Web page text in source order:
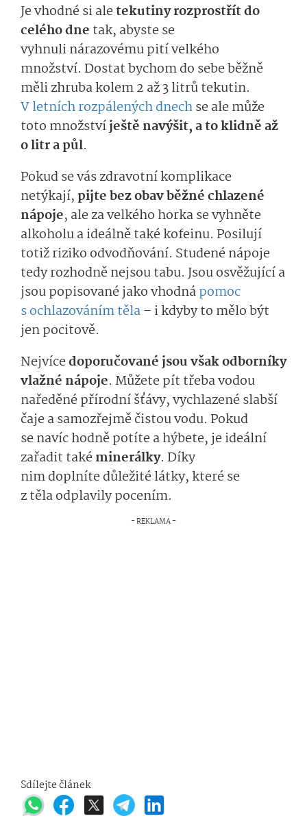
Je vhodné sialetekuti­nyrozprostřít do
celého dne tak, abyste se
vyhnulinárazovému pití velkého
množství. Dos­tatbychom do sebe běžně
měli zhruba kolem 2 až 3 litrů tekutin.
V letních rozpálených dnechse ale může
toto množstvíještě navýšit, a to klidně až
o litr a půl.
Pokud se vás zdravotní komplikace
netýkají, pijte bez obav běžnéchlazené
nápoje, aleza velkého horka sevyhněte
alkoholu a ideálně také kofeinu. Posilují
totiž riziko odvodňo­vání. Studenénápoje
tedyrozhodně nejsou tabu. Jsou osvěžující a
jsou popisované jako vhodnápomoc
s ochlazováním těla– i kdyby to mělo být
jen pocitově.
Nejvícedoporučované jsou však odborníky
vlažné nápoje. Můžete pít třeba vodou
naředěné přírodní šťávy, vychlazené slabší
čaje a samozřejmě čistou vodu. Pokud
senavíchodněpo­títe ahýbete, je ideální
zařadit takéminerálky. Díky
nimdoplnítedů­ležitélátky, které se
z tělaodplavily pocením.
Sdílejte článek